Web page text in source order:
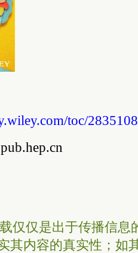
toc/
仅仅是出于传播信息
其内容的真实性；如